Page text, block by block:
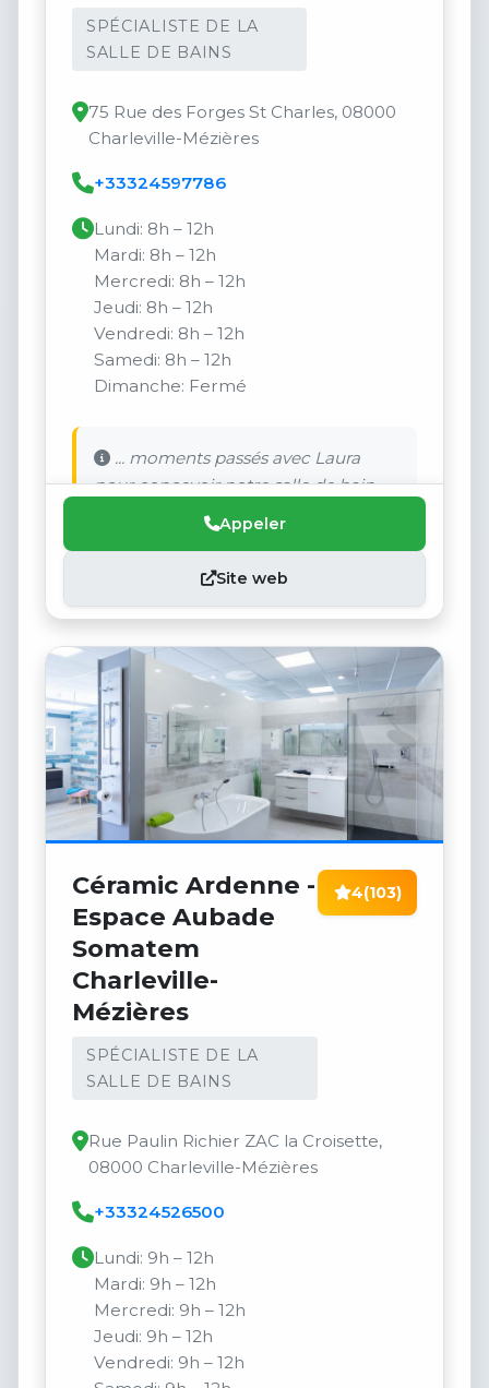
SPÉCIALISTE DE LA
SALLE DE BAINS
75 Rue des Forges St Charles, 08000
Charleville-Mézières
+33324597786
Lundi: 8h – 12h
Mardi: 8h – 12h
Mercredi: 8h – 12h
Jeudi: 8h – 12h
Vendredi: 8h – 12h
Samedi: 8h – 12h
Dimanche: Fermé
... moments passés avec Laura
pour concevoir notre salle de bain.
Appeler
Site web
Céramic Ardenne -
Espace Aubade
Somatem
Charleville-
Mézières
SPÉCIALISTE DE LA
SALLE DE BAINS
4(103)
Rue Paulin Richier ZAC la Croisette,
08000 Charleville-Mézières
+33324526500
Lundi: 9h – 12h
Mardi: 9h – 12h
Mercredi: 9h – 12h
Jeudi: 9h – 12h
Vendredi: 9h – 12h